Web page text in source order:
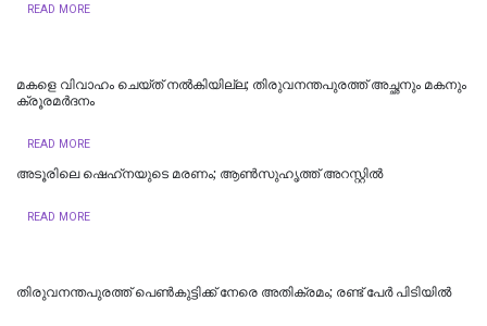
READ MORE
മകളെ വിവാഹം ചെയ്ത് നൽകിയില്ല; തിരുവനന്തപുരത്ത് അച്ഛനും മകനും
ക്രൂരമര്‍ദനം
READ MORE
അടൂരിലെ ഷെഹ്‌നയുടെ മരണം; ആണ്‍സുഹൃത്ത് അറസ്റ്റില്‍
READ MORE
തിരുവനന്തപുരത്ത് പെൺകുട്ടിക്ക് നേരെ അതിക്രമം; രണ്ട് പേർ പിടിയിൽ